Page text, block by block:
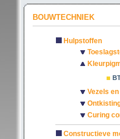
BOUWTECHNIEK
Hulpstoffen
Vezels
Curing
Constructieve